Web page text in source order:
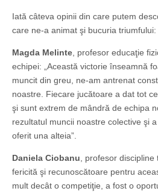
Iată câteva opinii din care putem
care ne-a animat şi bucuria triumfului:
Magda Melinte, profesor educaţie
echipei: „Această victorie înseamnă
muncit din greu, ne-am antrenat
noastre. Fiecare jucătoare a dat tot
şi sunt extrem de mândră de echipa
rezultatul muncii noastre colective şi
oferit una alteia”.
Daniela Ciobanu, profesor discipline
fericită şi recunoscătoare pentru
mult decât o competiţie, a fost o